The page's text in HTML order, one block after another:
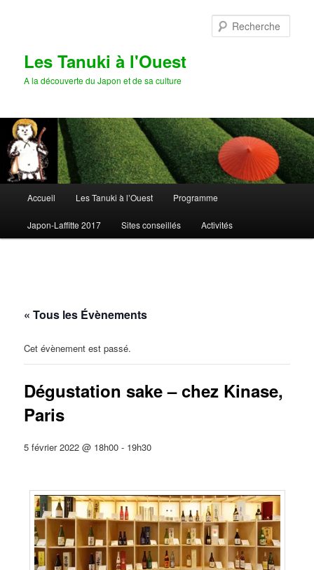
Les Tanuki à l'Ouest
A la découverte du Japon et de sa culture
principal
Accueil Les Tanuki à l’Ouest Programme
Japon-Laffitte 2017 Sites conseillés Activités
« Tous les Évènements
Cet évènement est passé.
Dégustation sake – chez Kinase,
Paris
5 février 2022 @ 18h00 - 19h30